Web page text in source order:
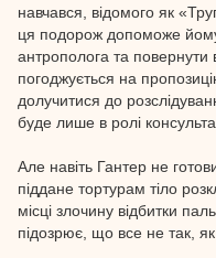
навчався, відомого як
ця подорож допоможе йому
антрополога та повернути
погоджується на
долучитися до
буде лише в ролі
Але навіть Гантер не
піддане тортурам тіло
місці злочину відбитки
підозрює, що все не так,